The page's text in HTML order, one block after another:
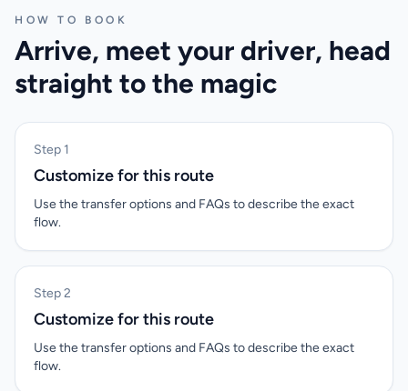
HOW TO BOOK
Arrive, meet your driver, head
straight to the magic
Step 1
Customize for this route
Use the transfer options and FAQs to describe the exact
flow.
Step 2
Customize for this route
Use the transfer options and FAQs to describe the exact
flow.